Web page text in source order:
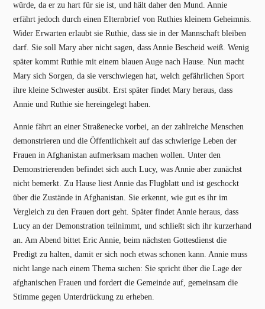
würde, da er zu hart für sie ist, und hält daher den Mund. Annie
erfährt jedoch durch einen Elternbrief von Ruthies kleinem Geheimnis.
Wider Erwarten erlaubt sie Ruthie, dass sie in der Mannschaft bleiben
darf. Sie soll Mary aber nicht sagen, dass Annie Bescheid weiß. Wenig
später kommt Ruthie mit einem blauen Auge nach Hause. Nun macht
Mary sich Sorgen, da sie verschwiegen hat, welch gefährlichen Sport
ihre kleine Schwester ausübt. Erst später findet Mary heraus, dass
Annie und Ruthie sie hereingelegt haben.
Annie fährt an einer Straßenecke vorbei, an der zahlreiche Menschen
demonstrieren und die Öffentlichkeit auf das schwierige Leben der
Frauen in Afghanistan aufmerksam machen wollen. Unter den
Demonstrierenden befindet sich auch Lucy, was Annie aber zunächst
nicht bemerkt. Zu Hause liest Annie das Flugblatt und ist geschockt
über die Zustände in Afghanistan. Sie erkennt, wie gut es ihr im
Vergleich zu den Frauen dort geht. Später findet Annie heraus, dass
Lucy an der Demonstration teilnimmt, und schließt sich ihr kurzerhand
an. Am Abend bittet Eric Annie, beim nächsten Gottesdienst die
Predigt zu halten, damit er sich noch etwas schonen kann. Annie muss
nicht lange nach einem Thema suchen: Sie spricht über die Lage der
afghanischen Frauen und fordert die Gemeinde auf, gemeinsam die
Stimme gegen Unterdrückung zu erheben.